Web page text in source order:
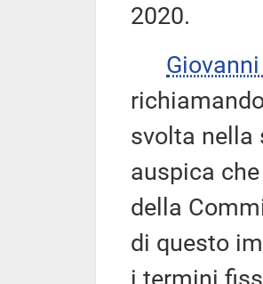
2020.
svolta nella
auspica
della
di questo